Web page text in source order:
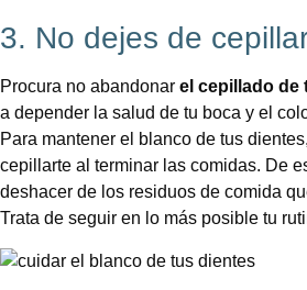
3. No dejes de
Procura no abandonar el cepillado de
a depender la salud de tu boca y el
Para mantener el blanco de tus
cepillarte al terminar las comidas. De
deshacer de los residuos de comida
Trata de seguir en lo más posible tu